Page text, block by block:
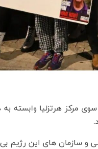
مرکز هرتزلیا وابسته به
و سازمان های این رژیم